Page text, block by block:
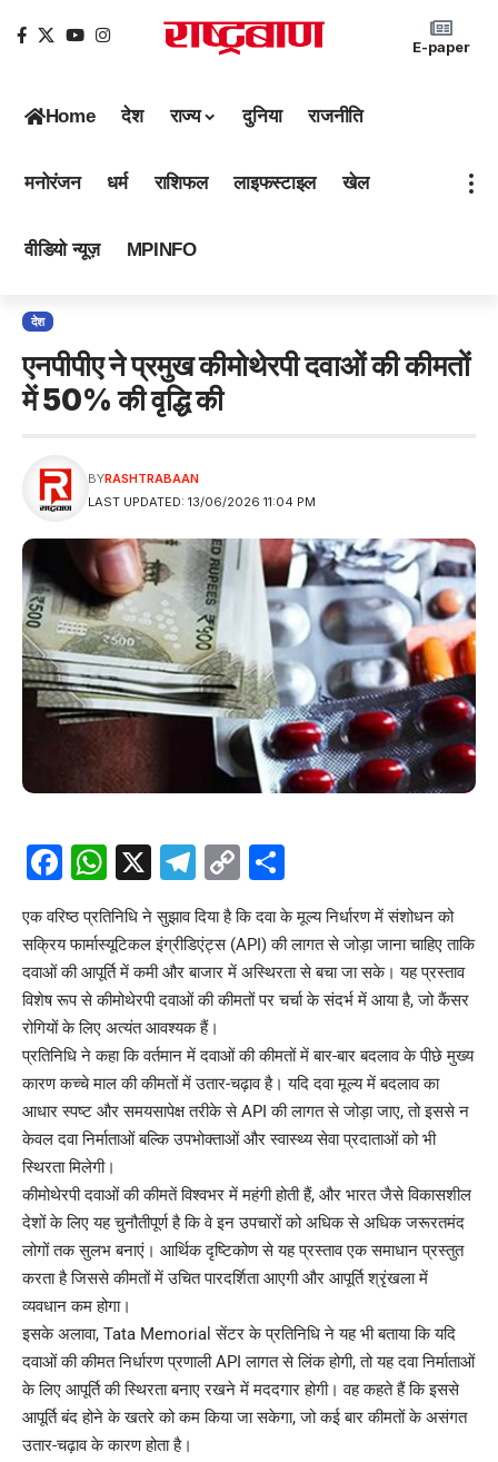
E-paper
Home देश राज्य दुनिया राजनीति
मनोरंजन धर्म राशिफल लाइफस्टाइल खेल
वीडियो न्यूज़ MPINFO
देश
एनपीपीए ने प्रमुख कीमोथेरपी दवाओं की कीमतों
में 50% की वृद्धि की
LAST UPDATED: 13/06/2026 11:04 PM
BYRASHTRABAAN
Facebook
WhatsApp
X Telegram
Copy
Link
एक वरिष्ठ प्रतिनिधि ने सुझाव दिया है कि दवा के मूल्य निर्धारण में संशोधन को
सक्रिय फार्मास्यूटिकल इंग्रीडिएंट्स (API) की लागत से जोड़ा जाना चाहिए ताकि
दवाओं की आपूर्ति में कमी और बाजार में अस्थिरता से बचा जा सके। यह प्रस्ताव
विशेष रूप से कीमोथेरपी दवाओं की कीमतों पर चर्चा के संदर्भ में आया है, जो कैंसर
रोगियों के लिए अत्यंत आवश्यक हैं।
प्रतिनिधि ने कहा कि वर्तमान में दवाओं की कीमतों में बार-बार बदलाव के पीछे मुख्य
कारण कच्चे माल की कीमतों में उतार-चढ़ाव है। यदि दवा मूल्य में बदलाव का
आधार स्पष्ट और समयसापेक्ष तरीके से API की लागत से जोड़ा जाए, तो इससे न
केवल दवा निर्माताओं बल्कि उपभोक्ताओं और स्वास्थ्य सेवा प्रदाताओं को भी
स्थिरता मिलेगी।
कीमोथेरपी दवाओं की कीमतें विश्वभर में महंगी होती हैं, और भारत जैसे विकासशील
देशों के लिए यह चुनौतीपूर्ण है कि वे इन उपचारों को अधिक से अधिक जरूरतमंद
लोगों तक सुलभ बनाएं। आर्थिक दृष्टिकोण से यह प्रस्ताव एक समाधान प्रस्तुत
करता है जिससे कीमतों में उचित पारदर्शिता आएगी और आपूर्ति श्रृंखला में
व्यवधान कम होगा।
इसके अलावा, Tata Memorial सेंटर के प्रतिनिधि ने यह भी बताया कि यदि
दवाओं की कीमत निर्धारण प्रणाली API लागत से लिंक होगी, तो यह दवा निर्माताओं
के लिए आपूर्ति की स्थिरता बनाए रखने में मददगार होगी। वह कहते हैं कि इससे
आपूर्ति बंद होने के खतरे को कम किया जा सकेगा, जो कई बार कीमतों के असंगत
उतार-चढ़ाव के कारण होता है।